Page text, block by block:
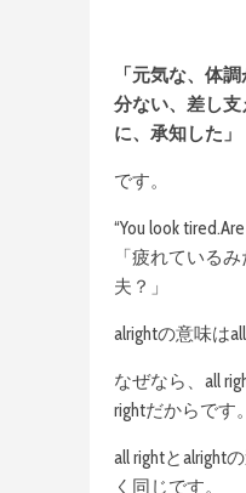
「元気な、体
分ない、差し
に、承知した」
です。
“You look
「疲れている
夫？」
alrightの意味は
なぜなら、all
rightだからです。
all rightとalright
く同じです。